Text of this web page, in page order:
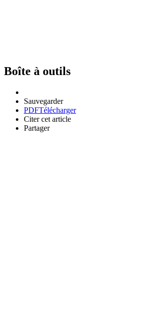
Boîte à outils
Sauvegarder
PDFTélécharger
Citer cet article
Partager